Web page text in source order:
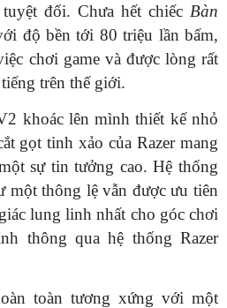
đối. Chưa hết chiếc Bàn
độ bền tới 80 triệu lần bấm,
chơi game và được lòng rất
trên thế giới.
khoác lên mình thiết kế nhỏ
gọt tinh xảo của Razer mang
sự tin tưởng cao. Hệ thống
một thông lệ vẫn được ưu tiên
lung linh nhất cho góc chơi
thông qua hệ thống Razer
toàn tương xứng với một